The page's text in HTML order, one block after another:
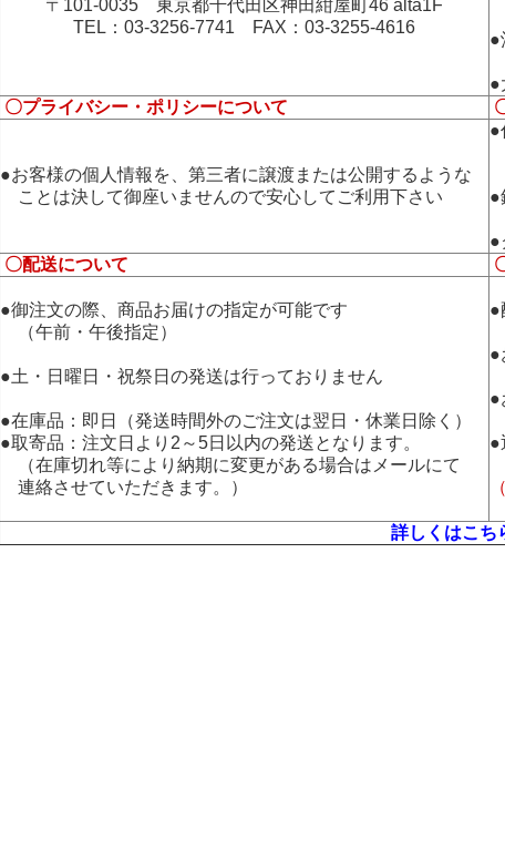
〒101-0035 東京都千代田区神田紺屋町46 alta1F
TEL：03-3256-7741 FAX：03-3255-4616
●
●
〇プライバシー・ポリシーについて
●お客様の個人情報を、第三者に譲渡または公開するような
ことは決して御座いませんので安心してご利用下さい
●
●
●
〇配送について
●御注文の際、商品お届けの指定が可能です
（午前・午後指定）
●土・日曜日・祝祭日の発送は行っておりません
●在庫品：即日（発送時間外のご注文は翌日・休業日除く）
●取寄品：注文日より2～5日以内の発送となります。
（在庫切れ等により納期に変更がある場合はメールにて
連絡させていただきます。）
●
●
●
●
詳しくはこち